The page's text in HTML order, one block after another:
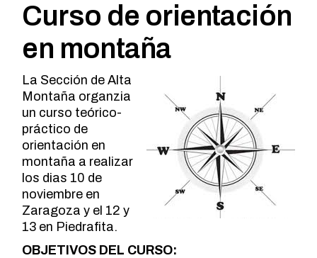
Curso de orientación
en montaña
La Sección de Alta
Montaña organzia
un curso teórico-
práctico de
orientación en
montaña a realizar
los dias 10 de
noviembre en
Zaragoza y el 12 y
13 en Piedrafita.
OBJETIVOS DEL CURSO: